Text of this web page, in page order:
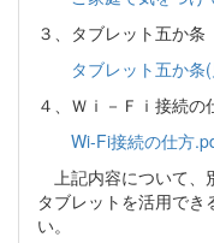
３、タブレット五か条
タブレット五か条
４、Ｗｉ－Ｆｉ接続の
Wi-Fi接続の仕方
上記内容について、
タブレットを活用で
い。